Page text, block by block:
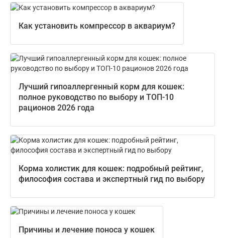
Как установить компрессор в аквариум?
Лучший гипоаллергенный корм для кошек:
полное руководство по выбору и ТОП-10
рационов 2026 года
Корма холистик для кошек: подробный рейтинг,
философия состава и экспертный гид по выбору
Причины и лечение поноса у кошек